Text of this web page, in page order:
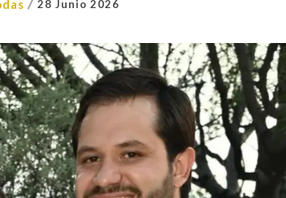
/ 28 Junio 2026